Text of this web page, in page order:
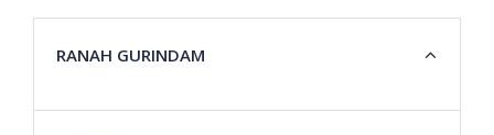
RANAH GURINDAM